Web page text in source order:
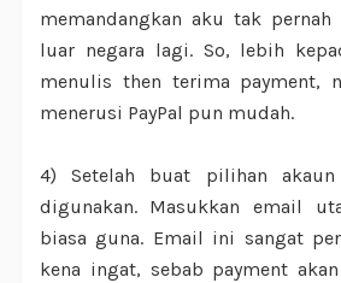
memandangkan aku tak
luar negara lagi. So, lebih
menulis then terima payment,
menerusi PayPal pun mudah.
4) Setelah buat pilihan
digunakan. Masukkan email
biasa guna. Email ini sangat
kena ingat, sebab payment